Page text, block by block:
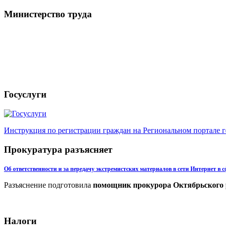
Министерство труда
Госуслуги
Инструкция по регистрации граждан на Региональном
Прокуратура разъясняет
Об ответственности и за передачу экстремистских материалов в сети Интернет в
Разъяснение подготовила помощник прокурора
Налоги